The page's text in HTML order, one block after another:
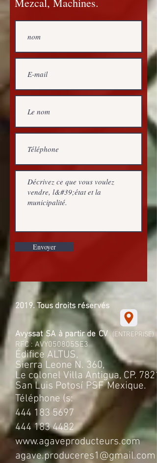
Envoyer
2019. Tous droits réservés
Avyssat SA à partir de CV . (ENTREPRISE)
RFC : AVY050805SE3
Édifice ALTUS,
Sierra Leone N. 360,
Le colonel Villa Antigua, CP.
San Luis Potosí PSF Mexique.
Téléphone (s:
444 183 5697
444 183 4482
www.agaveproducteurs.com
agave.produceres1@gmail.com